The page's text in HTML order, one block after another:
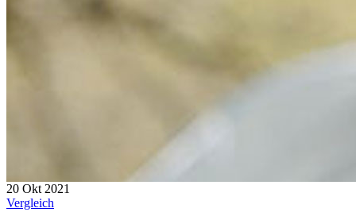
20 Okt 2021
Vergleich